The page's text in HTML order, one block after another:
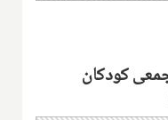
دستجمعی کودکان